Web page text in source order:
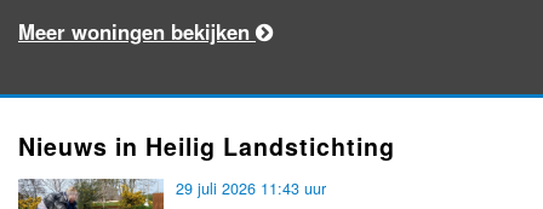
Meer woningen bekijken
Nieuws in Heilig Landstichting
29 juli 2026 11:43 uur